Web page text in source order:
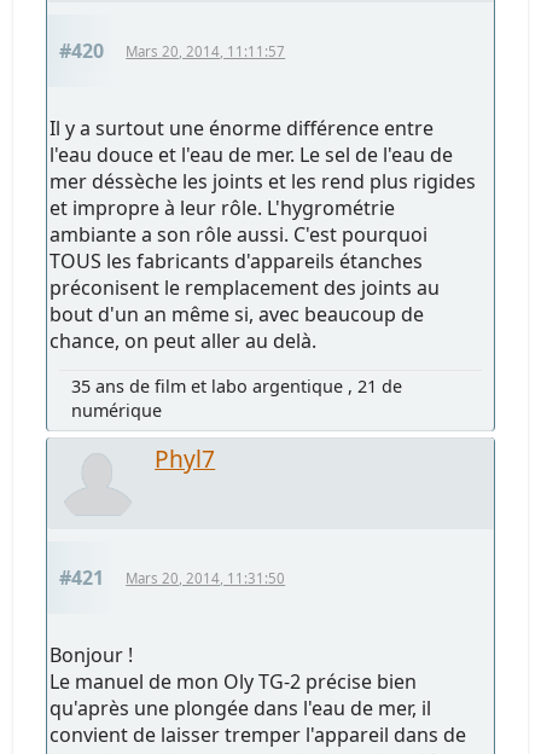
#420 Mars 20, 2014, 11:11:57
Il y a surtout une énorme différence entre
l'eau douce et l'eau de mer. Le sel de l'eau de
mer déssèche les joints et les rend plus rigides
et impropre à leur rôle. L'hygrométrie
ambiante a son rôle aussi. C'est pourquoi
TOUS les fabricants d'appareils étanches
préconisent le remplacement des joints au
bout d'un an même si, avec beaucoup de
chance, on peut aller au delà.
35 ans de film et labo argentique , 21 de
numérique
Phyl7
#421 Mars 20, 2014, 11:31:50
Bonjour !
Le manuel de mon Oly TG-2 précise bien
qu'après une plongée dans l'eau de mer, il
convient de laisser tremper l'appareil dans de